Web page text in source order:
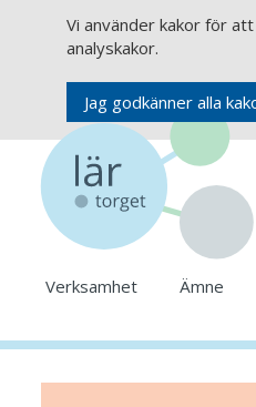
Vi använder kakor för
analyskakor.
Jag godkänner alla
Verksamhet Ämne